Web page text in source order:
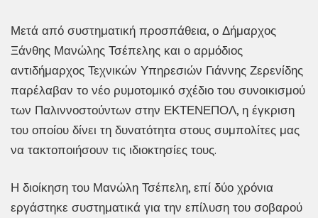
Μετά από συστηματική προσπάθεια, ο Δήμαρχος
Ξάνθης Μανώλης Τσέπελης και ο αρμόδιος
αντιδήμαρχος Τεχνικών Υπηρεσιών Γιάννης Ζερενίδης
παρέλαβαν το νέο ρυμοτομικό σχέδιο του συνοικισμού
των Παλιννοστούντων στην ΕΚΤΕΝΕΠΟΛ, η έγκριση
του οποίου δίνει τη δυνατότητα στους συμπολίτες μας
να τακτοποιήσουν τις ιδιοκτησίες τους.
Η διοίκηση του Μανώλη Τσέπελη, επί δύο χρόνια
εργάστηκε συστηματικά για την επίλυση του σοβαρού